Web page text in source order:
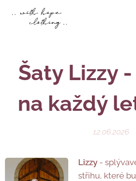
Šaty Lizzy
na každý
12.06.2026
Lizzy -
střihu, které